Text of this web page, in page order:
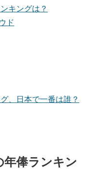
キングは？
ド
、日本で一番は誰？
年俸ランキン